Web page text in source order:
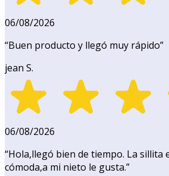
06/08/2026
“Buen producto y llegó muy rápido”
jean S.
06/08/2026
“Hola,llegó bien de tiempo. La sillita
cómoda,a mi nieto le gusta.”